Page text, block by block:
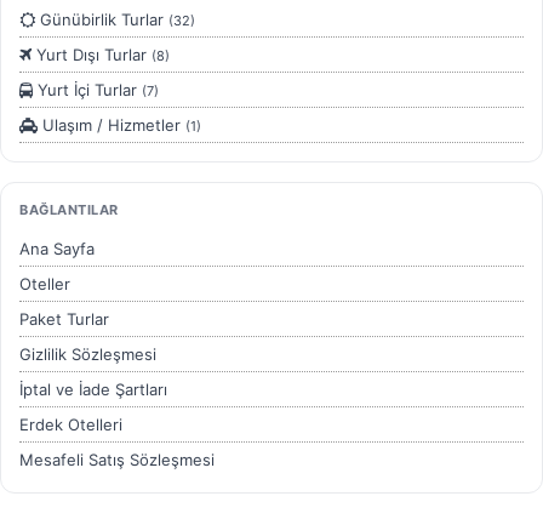
Günübirlik Turlar (32)
Yurt Dışı Turlar (8)
Yurt İçi Turlar (7)
Ulaşım / Hizmetler (1)
BAĞLANTILAR
Ana Sayfa
Oteller
Paket Turlar
Gizlilik Sözleşmesi
İptal ve İade Şartları
Erdek Otelleri
Mesafeli Satış Sözleşmesi